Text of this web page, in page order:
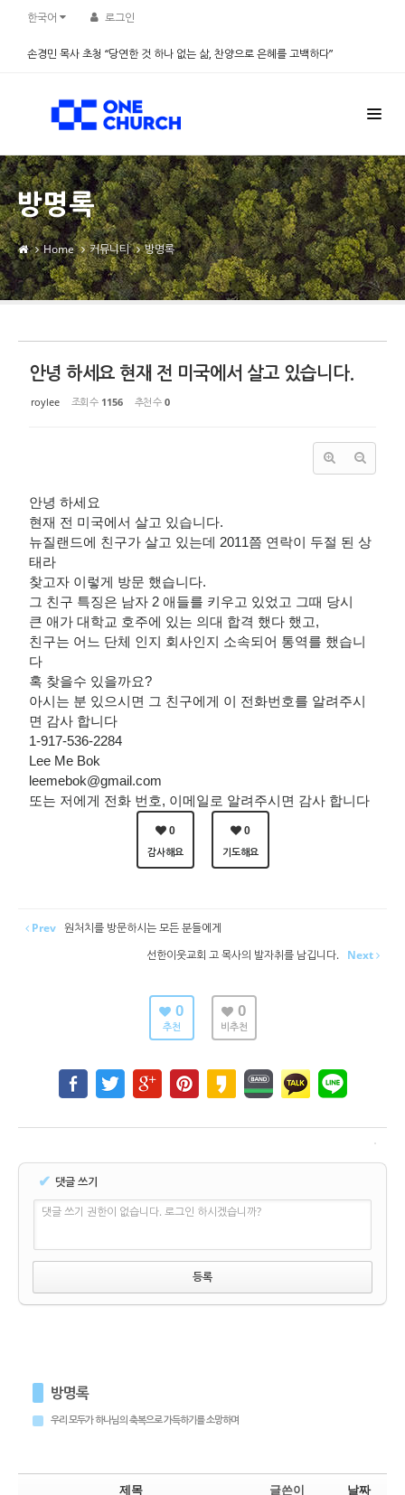
한국어 로그인
손경민 목사 초청 “당연한 것 하나 없는 삶, 찬양으로 은혜를 고백하다”
방명록
Home 커뮤니티 방명록
안녕 하세요 현재 전 미국에서 살고 있습니다.
roylee 조회 수 1156 추천 수 0
안녕 하세요
현재 전 미국에서 살고 있습니다.
뉴질랜드에 친구가 살고 있는데 2011쯤 연락이 두절 된 상
태라
찾고자 이렇게 방문 했습니다.
그 친구 특징은 남자 2 애들를 키우고 있었고 그때 당시
큰 애가 대학교 호주에 있는 의대 합격 했다 했고,
친구는 어느 단체 인지 회사인지 소속되어 통역를 했습니
다
혹 찾을수 있을까요?
아시는 분 있으시면 그 친구에게 이 전화번호를 알려주시
면 감사 합니다
1-917-536-2284
Lee Me Bok
leemebok@gmail.com
또는 저에게 전화 번호, 이메일로 알려주시면 감사 합니다
0
감사해요
0
기도해요
Prev 원처치를 방문하시는 모든 분들에게
선한이웃교회 고 목사의 발자취를 남깁니다. Next
0
추천
0
비추천
✔ 댓글 쓰기
댓글 쓰기 권한이 없습니다. 로그인 하시겠습니까?
방명록
우리 모두가 하나님의 축복으로 가득하기를 소망하며
제목 글쓴이 날짜
Sketchbook5, 스케치북5